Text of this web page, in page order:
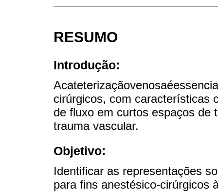
RESUMO
Introdução:
cirúrgicos, com características
de fluxo em curtos espaços de
trauma vascular.
Objetivo:
Identificar as representações
para fins anestésico-cirúrgicos